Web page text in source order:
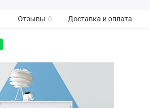
Отзывы 0 Доставка и оплата